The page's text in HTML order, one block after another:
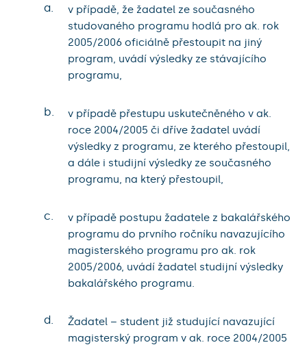
a.
v případě, že žadatel ze současného
studovaného programu hodlá pro ak. rok
2005/2006 oficiálně přestoupit na jiný
program, uvádí výsledky ze stávajícího
programu,
b.
v případě přestupu uskutečněného v ak.
roce 2004/2005 či dříve žadatel uvádí
výsledky z programu, ze kterého přestoupil,
a dále i studijní výsledky ze současného
programu, na který přestoupil,
c.
v případě postupu žadatele z bakalářského
programu do prvního ročníku navazujícího
magisterského programu pro ak. rok
2005/2006, uvádí žadatel studijní výsledky
bakalářského programu.
d.
Žadatel – student již studující navazující
magisterský program v ak. roce 2004/2005